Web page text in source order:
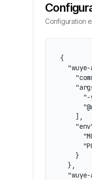
Configuration
{
"-
    ],
    }
  },